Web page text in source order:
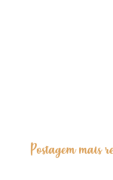
Postagem mais